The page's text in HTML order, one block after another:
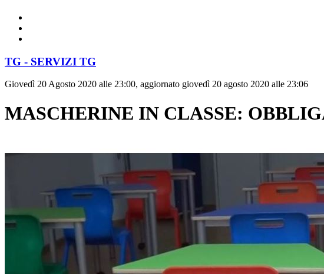
TG - SERVIZI TG
Giovedì 20 Agosto 2020 alle 23:00, aggiornato giovedì 20 agosto 2020 alle 23:06
MASCHERINE IN CLASSE: